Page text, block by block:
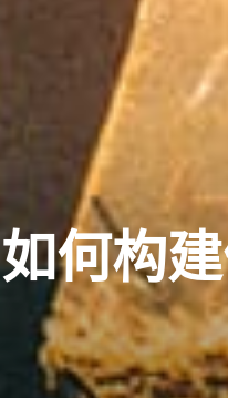
如何构